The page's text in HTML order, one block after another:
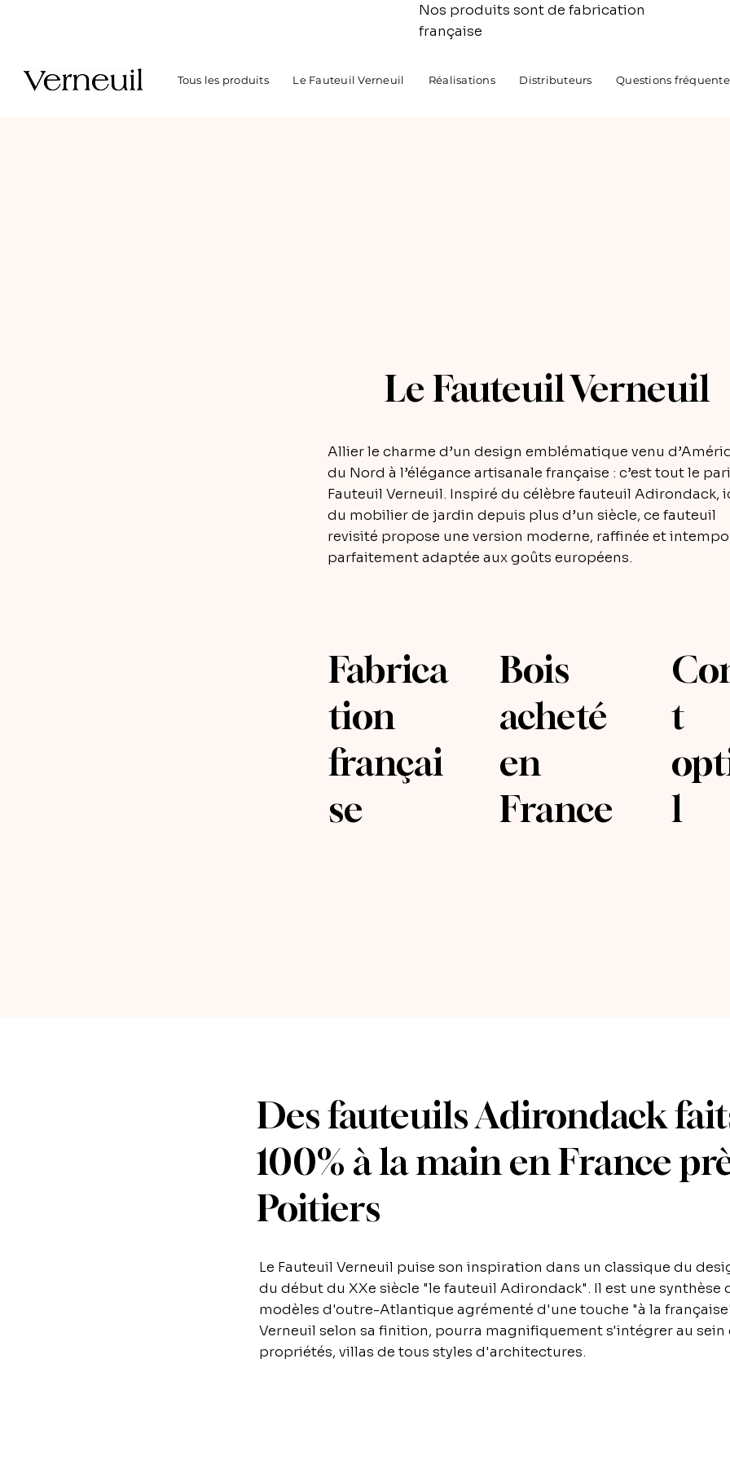
Nos produits sont de fabrication
française
Tous les produits Le Fauteuil Verneuil Réalisations Distributeurs Questions
Le Fauteuil Verneuil
Allier le charme d’un design emblématique venu
du Nord à l’élégance artisanale française : c’est tout le
Fauteuil Verneuil. Inspiré du célèbre fauteuil Adirondack,
du mobilier de jardin depuis plus d’un siècle, ce fauteuil
revisité propose une version moderne, raffinée et
parfaitement adaptée aux goûts européens.
Fabrica
tion
françai
se
Bois
acheté
en
France
t
l
Des fauteuils Adirondack
100% à la main en France
Poitiers
Le Fauteuil Verneuil puise son inspiration dans un classique du
du début du XXe siècle "le fauteuil Adirondack". Il est une synthèse
modèles d'outre-Atlantique agrémenté d'une touche "à la
Verneuil selon sa finition, pourra magnifiquement s'intégrer au sein
propriétés, villas de tous styles d'architectures.